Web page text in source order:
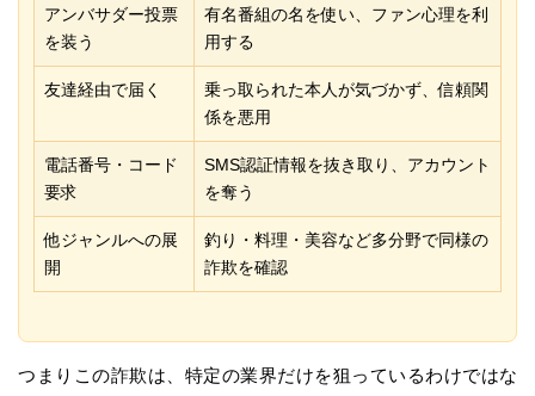
アンバサダー投票
を装う
有名番組の名を使い、ファン心理を利
用する
友達経由で届く
乗っ取られた本人が気づかず、信頼関
係を悪用
電話番号・コード
要求
SMS認証情報を抜き取り、アカウント
を奪う
他ジャンルへの展
開
釣り・料理・美容など多分野で同様の
詐欺を確認
つまりこの詐欺は、特定の業界だけを狙っているわけではな